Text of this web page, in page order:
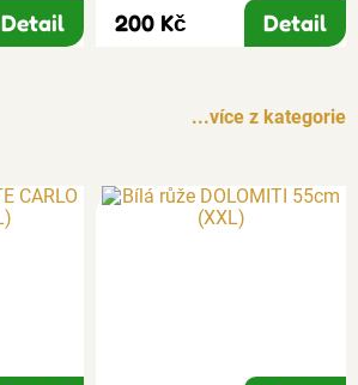
Detail 200 Kč Detail
...více z kategorie